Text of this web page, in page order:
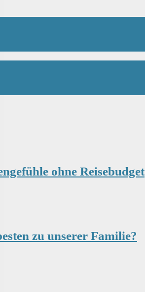
ohne Reisebudget
zu unserer Familie?